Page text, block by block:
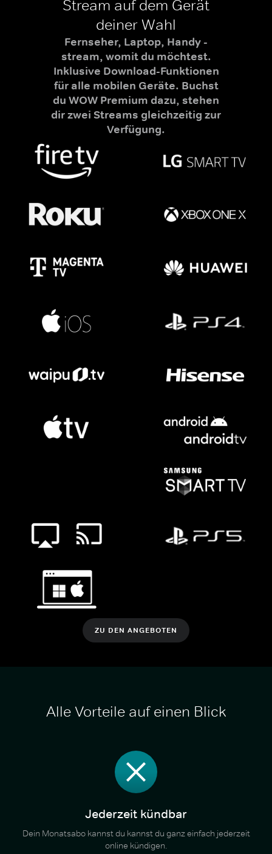
Stream auf dem Gerät
deiner Wahl
Fernseher, Laptop, Handy -
stream, womit du möchtest.
Inklusive Download-Funktionen
für alle mobilen Geräte. Buchst
du WOW Premium dazu, stehen
dir zwei Streams gleichzeitig zur
Verfügung.
ZU DEN ANGEBOTEN
Alle Vorteile auf einen Blick
Jederzeit kündbar
Dein Monatsabo kannst du kannst du ganz einfach jederzeit
online kündigen.